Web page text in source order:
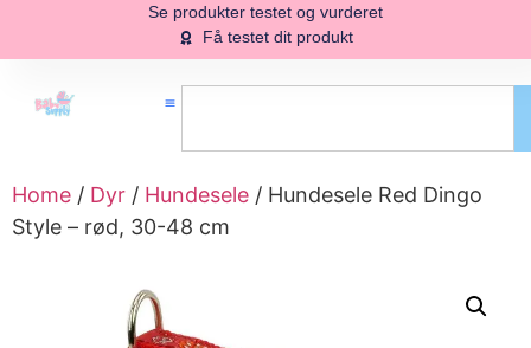
Se produkter testet og vurderet
Få testet dit produkt
Home / Dyr / Hundesele / Hundesele Red Dingo
Style – rød, 30-48 cm